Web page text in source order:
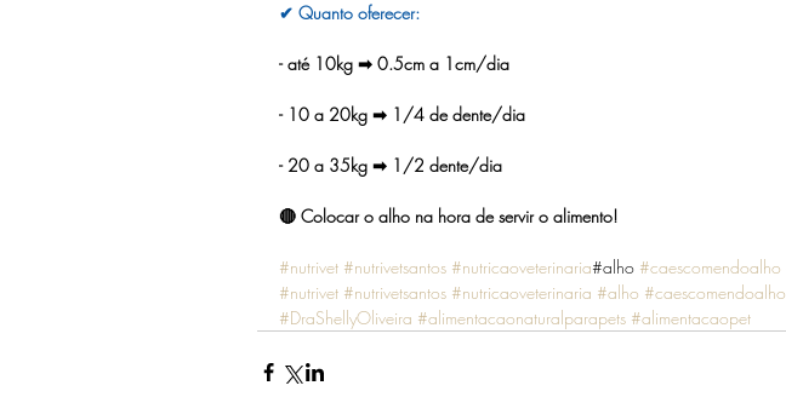
✔ Quanto oferecer:
- até 10kg ➡ 0.5cm a 1cm/dia
- 10 a 20kg ➡ 1/4 de dente/dia
- 20 a 35kg ➡ 1/2 dente/dia
🔴 Colocar o alho na hora de servir o alimento!
#nutrivet #nutrivetsantos #nutricaoveterinaria#alho #caescomendoalho
#nutrivet #nutrivetsantos #nutricaoveterinaria #alho #caescomendoalho
#DraShellyOliveira #alimentacaonaturalparapets #alimentacaopet